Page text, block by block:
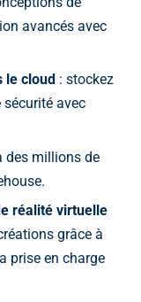
avancés avec
le cloud : stockez
avec
des millions de
réalité virtuelle
grâce à
prise en charge